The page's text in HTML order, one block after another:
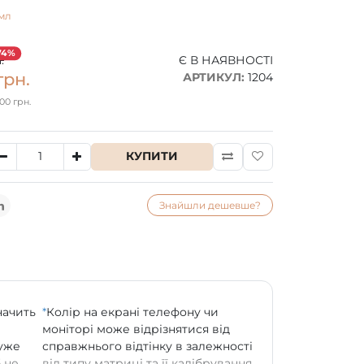
грн.
Є В НАЯВНОСТІ
АРТИКУЛ: 1204
КУПИТИ
Знайшли дешевше?
*Колір на екрані телефону чи
моніторі може відрізнятися від
справжнього відтінку в залежності